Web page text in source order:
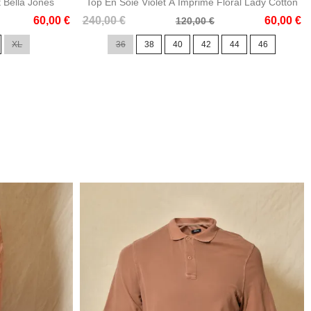
60,00 €
XL
240,00 €
Prix
120,00 € 60,00 €
Prix
36 38 40 42 44 46